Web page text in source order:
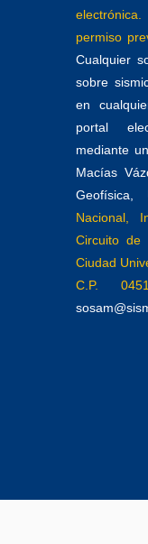
permiso
Cualquier
sobre
en
portal
mediante
Macías
Geofísica,
Nacional,
Circuito de
Ciudad
C.P.